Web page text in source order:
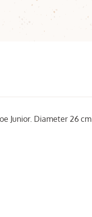
Junior. Diameter 26 cm